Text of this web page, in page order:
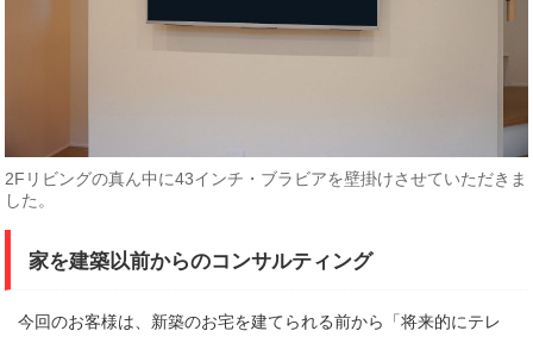
2Fリビングの真ん中に43インチ・ブラビアを壁掛けさせていただきま
した。
家を建築以前からのコンサルティング
今回のお客様は、新築のお宅を建てられる前から「将来的にテレ